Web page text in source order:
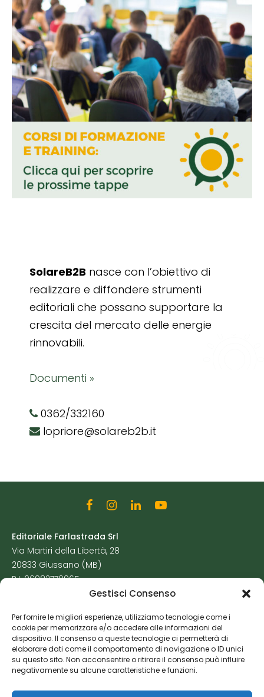
Gestisci Consenso
Per fornire le migliori esperienze, utilizziamo tecnologie come i
cookie per memorizzare e/o accedere alle informazioni del
dispositivo. Il consenso a queste tecnologie ci permetterà di
elaborare dati come il comportamento di navigazione o ID unici
su questo sito. Non acconsentire o ritirare il consenso può influire
negativamente su alcune caratteristiche e funzioni.
SolareB2B nasce con l’obiettivo di
realizzare e diffondere strumenti
editoriali che possano supportare la
crescita del mercato delle energie
rinnovabili.
Documenti »
0362/332160
lopriore@solareb2b.it
Editoriale Farlastrada Srl
Via Martiri della Libertà, 28
20833 Giussano (MB)
P.I. 06982770965
Cookie Policy
Risorse Aggiuntive